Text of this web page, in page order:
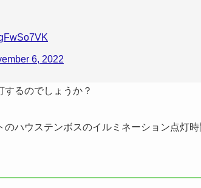
6, 2022
るのでしょうか？
ハウステンボスのイルミネーション点灯